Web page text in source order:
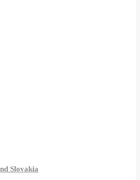
Slovakia